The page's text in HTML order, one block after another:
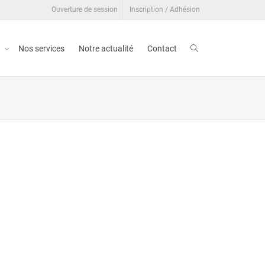
Ouverture de session Inscription / Adhésion
Nos services Notre actualité Contact